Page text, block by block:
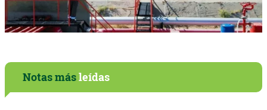
Notas másleídas